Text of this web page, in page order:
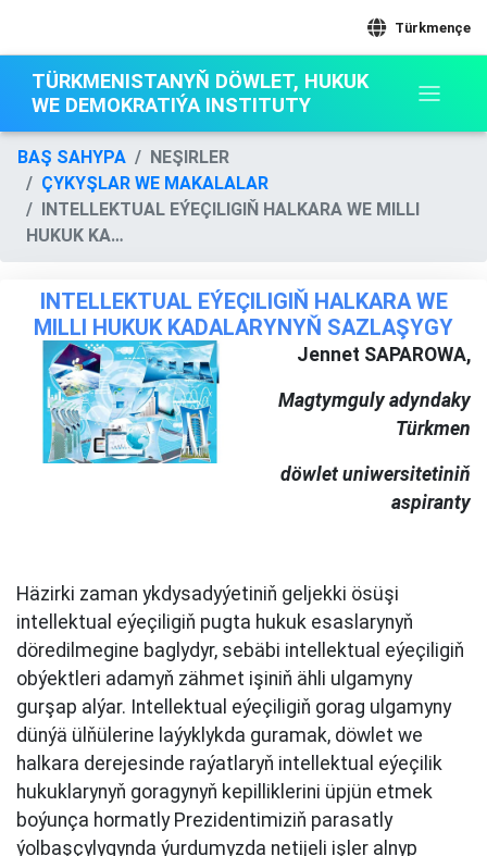
Türkmençe
TÜRKMENISTANYŇ DÖWLET, HUKUK
WE DEMOKRATIÝA INSTITUTY
BAŞ SAHYPA
NEŞIRLER
ÇYKYŞLAR WE MAKALALAR
INTELLEKTUAL EÝEÇILIGIŇ HALKARA WE MILLI
HUKUK KA…
INTELLEKTUAL EÝEÇILIGIŇ HALKARA WE
MILLI HUKUK KADALARYNYŇ SAZLAŞYGY
Jennet SAPAROWA,
Magtymguly adyndaky
Türkmen
döwlet uniwersitetiniň
aspiranty
Häzirki zaman ykdysadyýetiniň geljekki ösüşi
intellektual eýeçiligiň pugta hukuk esaslarynyň
döredilmegine baglydyr, sebäbi intellektual eýeçiligiň
obýektleri adamyň zähmet işiniň ähli ulgamyny
gurşap alýar. Intellektual eýeçiligiň gorag ulgamyny
dünýä ülňülerine laýyklykda guramak, döwlet we
halkara derejesinde raýatlaryň intellektual eýeçilik
hukuklarynyň goragynyň kepilliklerini üpjün etmek
boýunça hormatly Prezidentimiziň parasatly
ýolbaşçylygynda ýurdumyzda netijeli işler alnyp